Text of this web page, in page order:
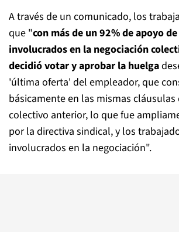
A través de un comunicado, los
que "con más de un 92% de apoyo
involucrados en la negociación
decidió votar y aprobar la huelga
'última oferta' del empleador, que
básicamente en las mismas
colectivo anterior, lo que fue
por la directiva sindical, y los
involucrados en la negociación".